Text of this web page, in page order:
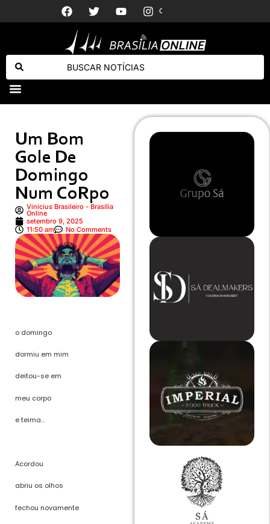
Um Bom
Gole De
Domingo
Num CoRpo
Vinícius Brasileiro - Brasília
Online
setembro 9, 2025
11:50 am
No Comments
o domingo
dormiu em mim
deitou-se em
meu corpo
e teima…
Acordou
abriu os olhos
fechou novamente